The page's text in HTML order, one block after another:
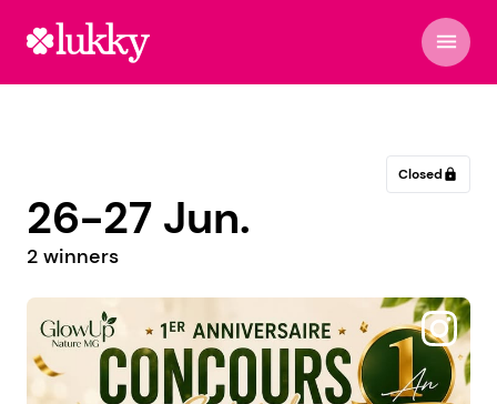
menu
Closed lock
26-27 Jun.
2 winners
@sonovente